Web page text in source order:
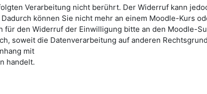
Verarbeitung nicht berührt. Der Widerruf kann
können Sie nicht mehr an einem Moodle-Kurs
den Widerruf der Einwilligung bitte an den Moodle-
soweit die Datenverarbeitung auf anderen
mit
handelt.